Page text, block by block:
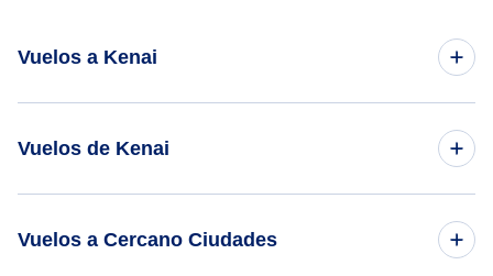
Vuelos a Kenai
Vuelos de Kenai
Vuelos a Cercano Ciudades